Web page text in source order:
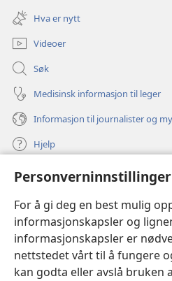
Personverninnstillinger
For å gi deg en best mulig
informasjonskapsler og
informasjonskapsler er
nettstedet vårt til å fungere
kan godta eller avslå bruken
nytt
vindu)
Hva er nytt
Videoer
Søk
Medisinsk informasjon til leger
Informasjon til journalister og
Hjelp
Bidrag
(åpner
nytt
vindu)Watchtower ONLINE LIBRARY™
(åpner
nytt
vindu) JW Hub ®
(åpner
nytt
®